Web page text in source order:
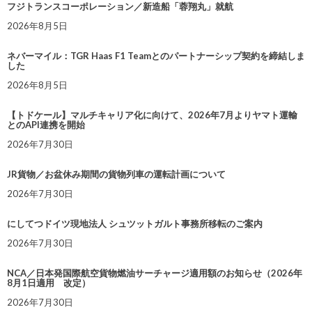
フジトランスコーポレーション／新造船「蓉翔丸」就航
2026年8月5日
ネバーマイル：TGR Haas F1 Teamとのパートナーシップ契約を締結しま
した
2026年8月5日
【トドケール】マルチキャリア化に向けて、2026年7月よりヤマト運輸
とのAPI連携を開始
2026年7月30日
JR貨物／お盆休み期間の貨物列車の運転計画について
2026年7月30日
にしてつドイツ現地法人 シュツットガルト事務所移転のご案内
2026年7月30日
NCA／日本発国際航空貨物燃油サーチャージ適用額のお知らせ（2026年
8月1日適用 改定）
2026年7月30日